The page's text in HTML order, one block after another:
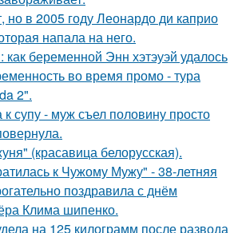
но в 2005 году Леонардо ди каприо
напала на него.
беременной Энн хэтэуэй удалось
во время промо - тура
2".
супу - муж съел половину просто
(красавица белорусская).
к Чужому Мужу" - 38-летняя
поздравила с днём
Клима шипенко.
на 125 килограмм после развода